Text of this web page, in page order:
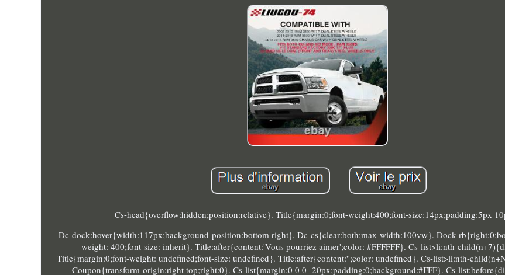
Cs-head{overflow:hidden;position:relative}. Title{margin:0;font-weight:400;font-size:14px;padding:5px
Dc-dock:hover{width:117px;background-position:bottom right}. Dc-cs{clear:both;max-width:100vw}. Dock-
weight: 400;font-size: inherit}. Title:after{content:'Vous pourriez aimer';color: #FFFFFF}. Cs-list>li:nth-
Title{margin:0;font-weight: undefined;font-size: undefined}. Title:after{content:'';color: undefined}. Cs-list>li:nth-
Coupon{transform-origin:right top;right:0}. Cs-list{margin:0 0 0 -20px;padding:0;background:#FFF}. Cs-